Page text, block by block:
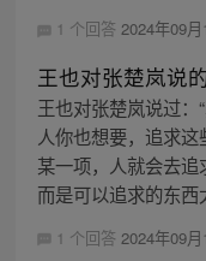
1 个回答 2024年09
王也对张楚岚说
王也对张楚岚说过
人你也想要，追求
某一项，人就会去追
而是可以追求的东
1 个回答 2024年09